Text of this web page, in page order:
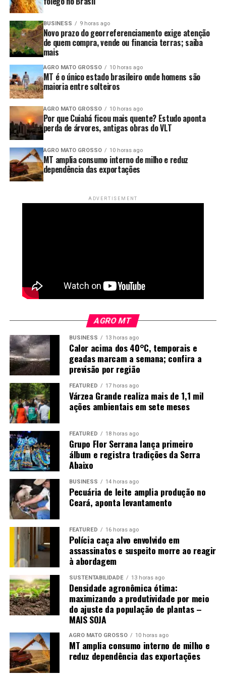
Figura 1. Análise de árvore de regressão mostrando os
principais fatores que explicam a variabilidade da
produtividade da soja. Cada nó terminal exibe a produtividade
média (Mg ha -1
que ele representa. Os painéis (A) e (C) mostram a
classificação dos grupos de alta produtividade (HY – Alta
produtividade) e baixa produtividade (LY, Baixa produtividade),
enquanto os painéis (B) e (D) apresentam a importância
relativa de cada variável na explicação da variação da
produtividade. DOY (dia do ano).
corrigidas com calcário apresentam produtividade
superior, aprofundado mais, conseguimos que calagens
anuais produziram maiores rendimentos do que
que se explica devido a que aplicações cada ano mantem
Figura 2. Efeitos nas produtividades de soja e arroz em áreas
de terras baixas do Rio Grande do Sul. (A) Comparação da
produtividade da soja entre lavouras com e sem aplicação de
calcário. (B) Produtividade da soja em diferentes intervalos de
tempo desde a última aplicação de calcário. Letras diferentes
indicam diferenças estatisticamente significativas (teste de
Tukey, p < 0,05).
Referências bibliográficas.
IRGA. Soja em rotação com arroz. 2023. Disponível em:
< https://irga.rs.gov.br/soja >, acesso: 01/07/2026
RIBAS, G. G. et al. Assessing yield and economic impact
of introducing soybean to the lowland rice system in
southern Brazil. Agricultural Systems, v. 188, p. 103036,
2021. Disponível em: <
https://www.sciencedirect.com/science/article/abs/pii/
via%3Dihub >, acceso: 01/07/2026
TAGLIAPIETRA, E. L. et al. Biophysical and management
BUSINESS 9 horas ago
Novo prazo do georreferenciamento exige atenção
de quem compra, vende ou financia terras; saiba
mais
AGRO MATO GROSSO 10 horas ago
MT é o único estado brasileiro onde homens são
maioria entre solteiros
AGRO MATO GROSSO 10 horas ago
Por que Cuiabá ficou mais quente? Estudo aponta
perda de árvores, antigas obras do VLT
AGRO MATO GROSSO 10 horas ago
MT amplia consumo interno de milho e reduz
dependência das exportações
ADVERTISEMENT
AGRO MT
BUSINESS 13 horas ago
Calor acima dos 40°C, temporais e
geadas marcam a semana; confira a
previsão por região
FEATURED 17 horas ago
Várzea Grande realiza mais de 1,1 mil
ações ambientais em sete meses
FEATURED 18 horas ago
Grupo Flor Serrana lança primeiro
álbum e registra tradições da Serra
Abaixo
BUSINESS 14 horas ago
Pecuária de leite amplia produção no
Ceará, aponta levantamento
FEATURED 16 horas ago
Polícia caça alvo envolvido em
assassinatos e suspeito morre ao reagir
à abordagem
SUSTENTABILIDADE 13 horas ago
Densidade agronômica ótima:
maximizando a produtividade por meio
do ajuste da população de plantas –
MAIS SOJA
AGRO MATO GROSSO 10 horas ago
MT amplia consumo interno de milho e
reduz dependência das exportações